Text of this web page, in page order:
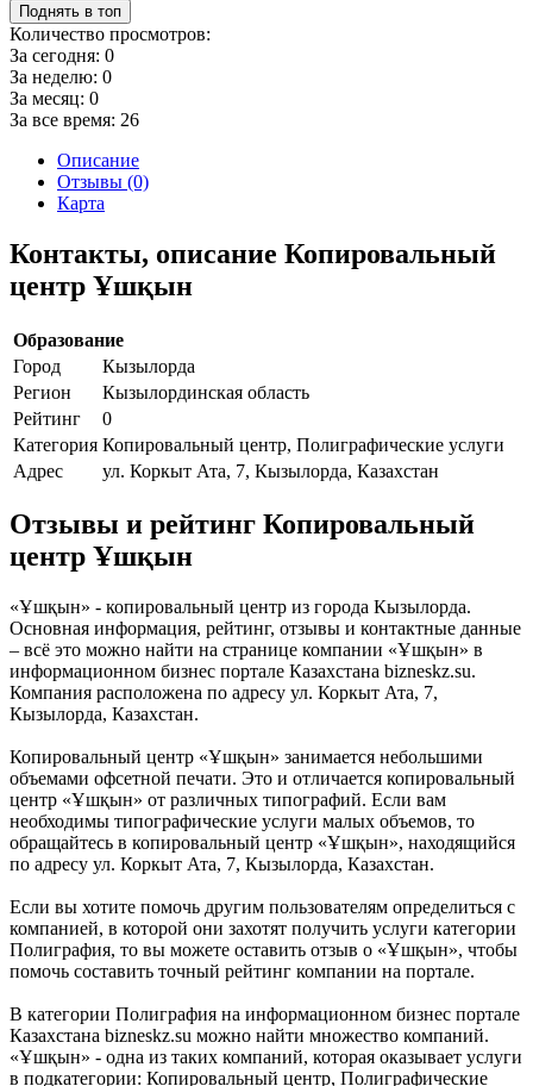
Поднять в топ
Количество просмотров:
За сегодня: 0
За неделю: 0
За месяц: 0
За все время: 26
Описание
Отзывы (0)
Карта
Контакты, описание Копировальный
центр Ұшқын
Образование
Город
Кызылорда
Регион
Кызылординская область
Рейтинг
0
Категория Копировальный центр, Полиграфические услуги
Адрес
ул. Коркыт Ата, 7, Кызылорда, Казахстан
Отзывы и рейтинг Копировальный
центр Ұшқын
«Ұшқын» - копировальный центр из города Кызылорда.
Основная информация, рейтинг, отзывы и контактные данные
– всё это можно найти на странице компании «Ұшқын» в
информационном бизнес портале Казахстана bizneskz.su.
Компания расположена по адресу ул. Коркыт Ата, 7,
Кызылорда, Казахстан.
Копировальный центр «Ұшқын» занимается небольшими
объемами офсетной печати. Это и отличается копировальный
центр «Ұшқын» от различных типографий. Если вам
необходимы типографические услуги малых объемов, то
обращайтесь в копировальный центр «Ұшқын», находящийся
по адресу ул. Коркыт Ата, 7, Кызылорда, Казахстан.
Если вы хотите помочь другим пользователям определиться с
компанией, в которой они захотят получить услуги категории
Полиграфия, то вы можете оставить отзыв о «Ұшқын», чтобы
помочь составить точный рейтинг компании на портале.
В категории Полиграфия на информационном бизнес портале
Казахстана bizneskz.su можно найти множество компаний.
«Ұшқын» - одна из таких компаний, которая оказывает услуги
в подкатегории: Копировальный центр, Полиграфические